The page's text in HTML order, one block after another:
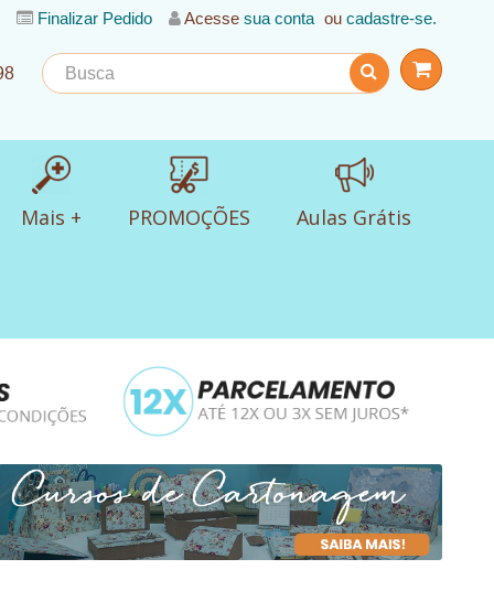
Finalizar Pedido Acesse sua conta ou cadastre-se.
Mais + PROMOÇÕES Aulas Grátis